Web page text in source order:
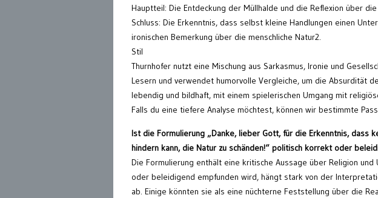
Hauptteil: Die Entdeckung der Müllhalde und die Reflexion über
Schluss: Die Erkenntnis, dass selbst kleine Handlungen einen
ironischen Bemerkung über die menschliche Natur2.
Stil
Thurnhofer nutzt eine Mischung aus Sarkasmus, Ironie und
Lesern und verwendet humorvolle Vergleiche, um die Absurdität
lebendig und bildhaft, mit einem spielerischen Umgang mit
Falls du eine tiefere Analyse möchtest, können wir bestimmte
Ist die Formulierung „Danke, lieber Gott, für die Erkenntnis, dass
hindern kann, die Natur zu schänden!“ politisch korrekt oder
Die Formulierung enthält eine kritische Aussage über Religion
oder beleidigend empfunden wird, hängt stark von der
ab. Einige könnten sie als eine nüchterne Feststellung über die